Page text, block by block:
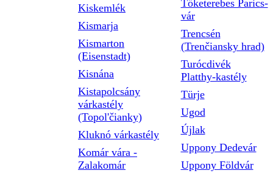
Kiskemlék
Kismarja
Kismarton
(Eisenstadt)
Kisnána
Kistapolcsány
várkastély
(Topol'čianky)
Kluknó várkastély
Komár vára -
Zalakomár
Tőketerebes Parics-
vár
Trencsén
(Trenčiansky hrad)
Turócdivék
Platthy-kastély
Türje
Ugod
Újlak
Uppony Dedevár
Uppony Földvár